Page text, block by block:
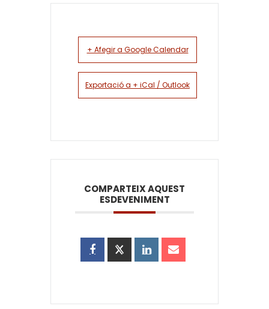
+ Afegir a Google Calendar
Exportació a + iCal / Outlook
COMPARTEIX AQUEST
ESDEVENIMENT